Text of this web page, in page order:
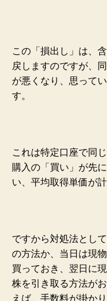
この「損出し」は、
戻しますのですが、
が悪くなり、思って
す。
これは特定口座で同
購入の「買い」が先
い、平均取得単価が
ですから対処法とし
の方法か、当日は現
買っておき、翌日に
株を引き取る方法が
えば、手数料が掛か